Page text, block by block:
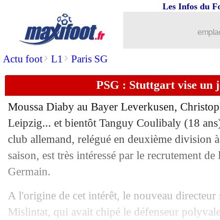
Actu foot> L1 > Paris SG
Les Infos du
PSG : Stuttgart vise un
Moussa Diaby au Bayer Leverkusen,
Leipzig... et bientôt Tanguy Coulibaly (18
club allemand, relégué en deuxième division
saison, est très intéressé par le recrutement
Germain.
A l'origine de cet intérêt, le nouveau
Mislintat, qui avait chipé le défenseur
brèves d'AUJOURD'HUI ( 6 août
... Liste des brèves du ven. 28 juin 2019
PSG : Dugarry incendie de Ligt !